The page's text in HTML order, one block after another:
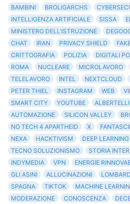
BAMBINI
BROLIGARCHS
INTELLIGENZA ARTIFICIALE
SISSA
MINISTERO DELL'ISTRUZIONE
CHAT
IRAN PRIVACY SHIELD
CRITTOGRAFIA
POLIZIA DIGITALI
ROMA
NUCLEARE MICROLAVORO
TELELAVORO
INTEL NEXTCLOUD
PETER THIEL
INSTAGRAM WEB
SMART CITY
YOUTUBE ALBERTELLI
AUTOMAZIONE
SILICON VALLEY
NO TECH 4 APARTHEID
X
NEXA
HACKTIVISM DEEP LEARNING
TECNO SOLUZIONISMO
STORIA
INDYMEDIA
VPN ENERGIE
GLI ASINI
ALLUCINAZIONI
SPAGNA
TIKTOK MACHINE
MODERAZIONE
CONOSCENZA